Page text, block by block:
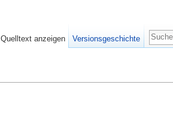
Quelltext anzeigen Versionsgeschichte